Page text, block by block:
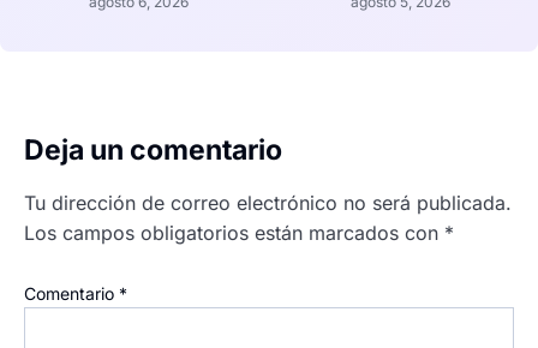
Deja un comentario
Tu dirección de correo electrónico no será publicada.
Los campos obligatorios están marcados con *
Comentario *